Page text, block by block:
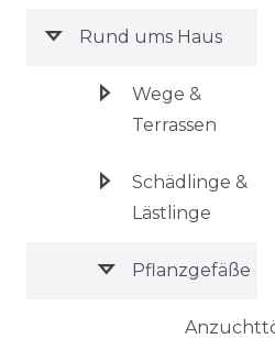
Rund ums Haus
Wege &
Terrassen
Schädlinge &
Lästlinge
Pflanzgefäße